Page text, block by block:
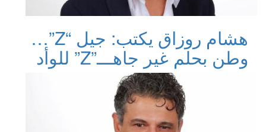
هشام روزاق يكتب: جيل “Z”…
وطن بحلم غير جاهـــ”Z” للوأد